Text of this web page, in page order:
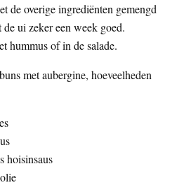
de overige ingrediënten gemengd
ui zeker een week goed.
hummus of in de salade.
met aubergine, hoeveelheden
hoisinsaus